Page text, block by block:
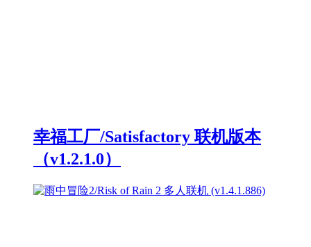
幸福工厂/Satisfactory 联机版本
（v1.2.1.0）